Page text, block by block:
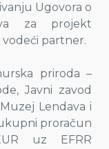
Ugovora o
za projekt
vodeći partner.
priroda –
Javni zavod
Lendava i
proračun
uz EFRR